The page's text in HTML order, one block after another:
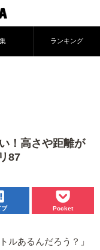
ランキング
！高さや距離が
87
ブ Pocket
ルあるんだろう？」